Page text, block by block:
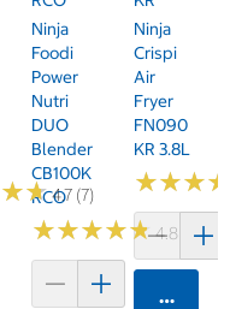
★★
★★4.7 (7)
Ninja
Foodi
Power
Nutri
DUO
Blender
CB100K
RCO
★★★★★
★★★★★4.8 (250)
Ninja
Crispi
Air
Fryer
FN090
KR 3.8L
★★★
★★★
카트에